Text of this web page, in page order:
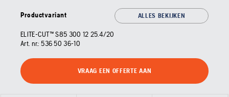
Productvariant ALLES BEKIJKEN
ELITE-CUT™ S85 300 12 25.4/20
Art. nr.: 536 50 36‑10
VRAAG EEN OFFERTE AAN